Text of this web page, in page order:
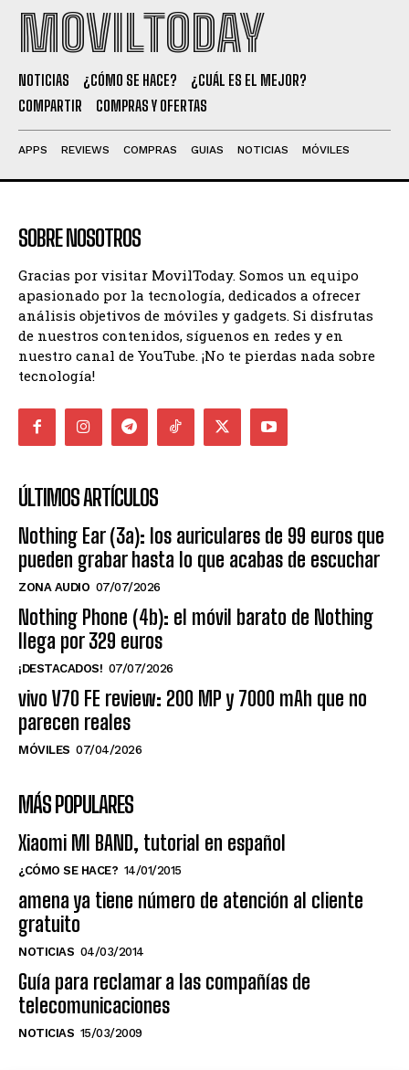
MOVILTODAY
NOTICIAS ¿CÓMO SE HACE?
¿CUÁL ES EL MEJOR?
COMPARTIR
COMPRAS Y OFERTAS
APPS REVIEWS COMPRAS GUIAS NOTICIAS MÓVILES
SOBRE NOSOTROS
Gracias por visitar MovilToday. Somos un equipo
apasionado por la tecnología, dedicados a ofrecer
análisis objetivos de móviles y gadgets. Si disfrutas
de nuestros contenidos, síguenos en redes y en
nuestro canal de YouTube. ¡No te pierdas nada sobre
tecnología!
ÚLTIMOS ARTÍCULOS
Nothing Ear (3a): los auriculares de 99 euros que
pueden grabar hasta lo que acabas de escuchar
ZONA AUDIO 07/07/2026
Nothing Phone (4b): el móvil barato de Nothing
llega por 329 euros
¡DESTACADOS! 07/07/2026
vivo V70 FE review: 200 MP y 7000 mAh que no
parecen reales
MÓVILES 07/04/2026
MÁS POPULARES
Xiaomi MI BAND, tutorial en español
¿CÓMO SE HACE? 14/01/2015
amena ya tiene número de atención al cliente
gratuito
NOTICIAS 04/03/2014
Guía para reclamar a las compañías de
telecomunicaciones
NOTICIAS 15/03/2009